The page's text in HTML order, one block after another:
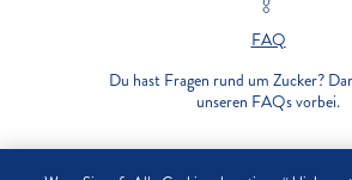
FAQ
Du hast Fragen rund um Zucker?
unseren FAQs vorbei.